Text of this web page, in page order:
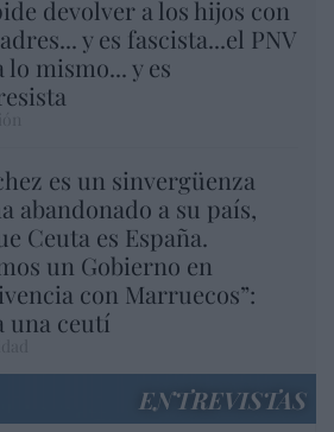
devolver a los hijos con
y es fascista...el PNV
lo mismo... y es
es un sinvergüenza
abandonado a su país,
Ceuta es España.
un Gobierno en
con Marruecos”:
una ceutí
ENTREVISTAS